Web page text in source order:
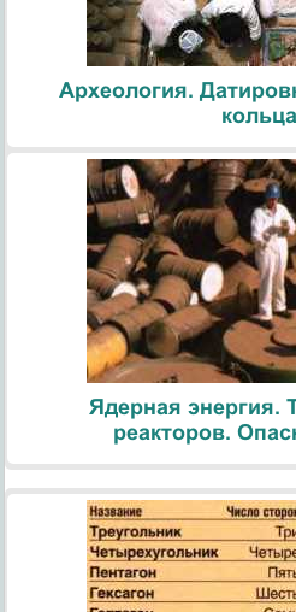
Археология.
Ядерная энергия.
реакторов.